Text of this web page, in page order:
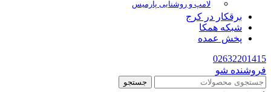
لامپ و روشنایی پارمیس
برقکار در کرج
شبکه همکا
پخش عمده
02632201415
فروشنده شو
جستجو